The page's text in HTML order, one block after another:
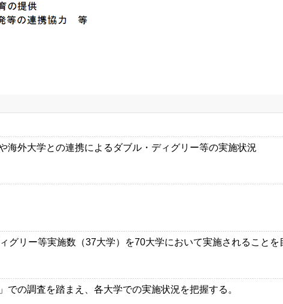
海外大学との連携によるダブル・ディグリー等の実施状況
リー等実施数（37大学）を70大学において実施されることを
の調査を踏まえ、各大学での実施状況を把握する。